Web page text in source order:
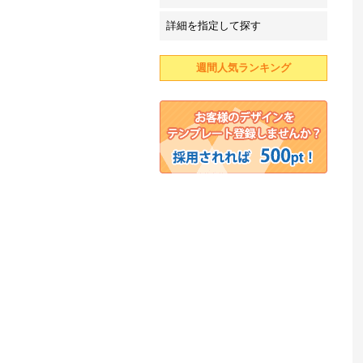
詳細を指定して探す
週間人気ランキング